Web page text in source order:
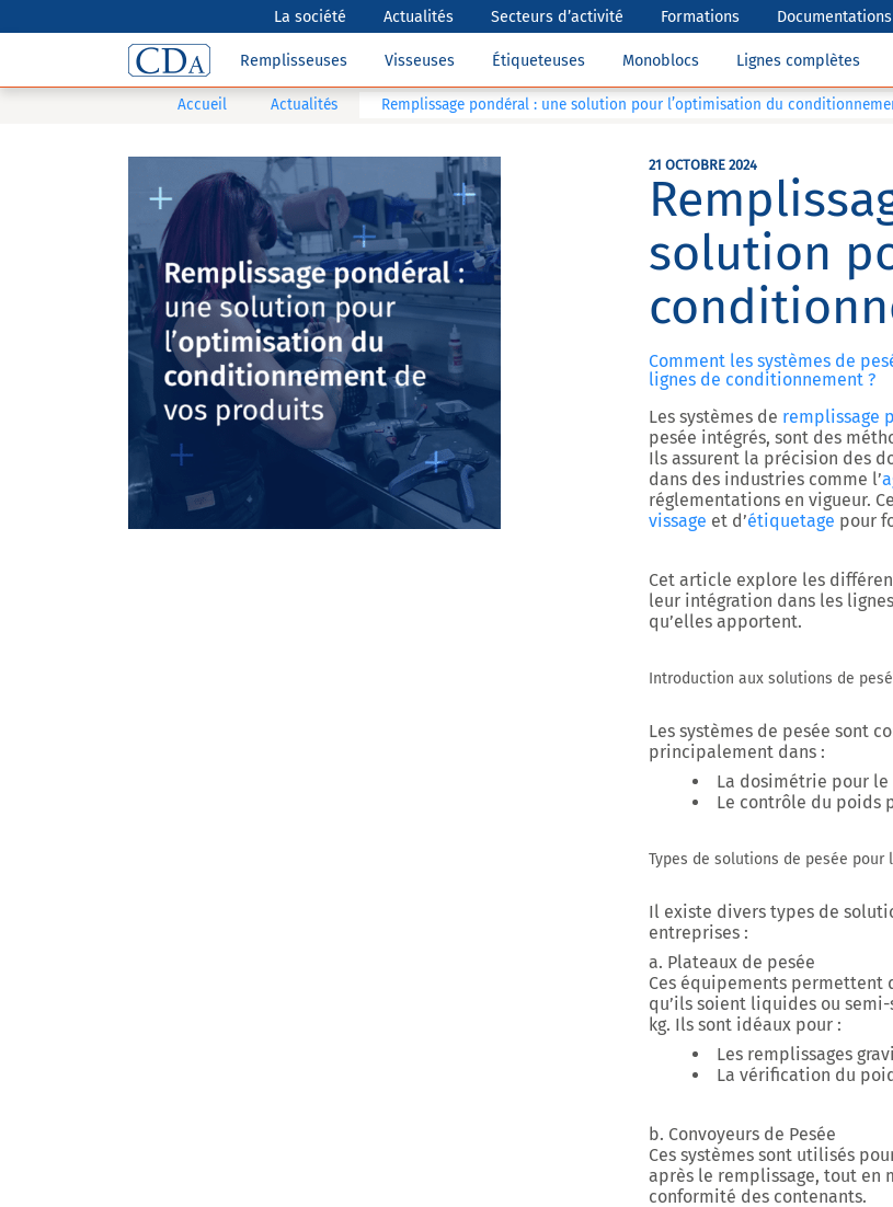
La société Actualités Secteurs d’activité Formations Documentations
Remplisseuses Visseuses Étiqueteuses Monoblocs Lignes complètes
Accueil Actualités Remplissage pondéral : une solution pour l’optimisation du
21 OCTOBRE 2024
solution
Comment les systèmes de
lignes de conditionnement ?
Les systèmes de remplissage
pesée intégrés, sont des
Ils assurent la précision des
dans des industries comme l’
réglementations en vigueur.
vissage et d’étiquetage pour
Cet article explore les
leur intégration dans les
qu’elles apportent.
Introduction aux solutions de
Les systèmes de pesée sont
principalement dans :
La dosimétrie pour
Le contrôle du poids
Types de solutions de pesée
Il existe divers types de
entreprises :
a. Plateaux de pesée
Ces équipements permettent
qu’ils soient liquides ou
kg. Ils sont idéaux pour :
Les remplissages
La vérification du
b. Convoyeurs de Pesée
Ces systèmes sont utilisés
après le remplissage, tout en
conformité des contenants.